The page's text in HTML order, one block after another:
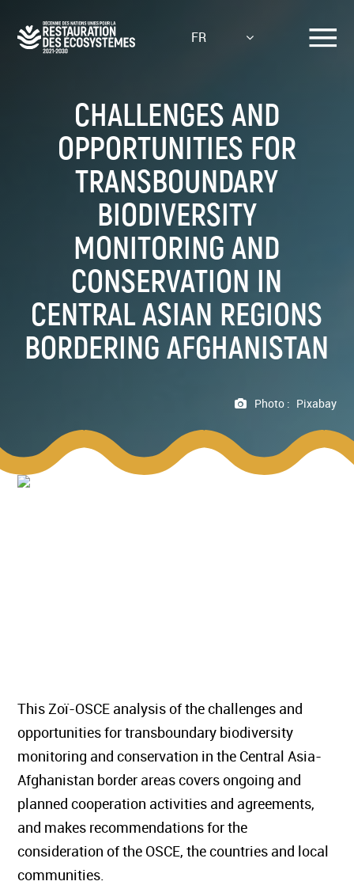
contenu
FR
CHALLENGES AND
OPPORTUNITIES FOR
TRANSBOUNDARY
BIODIVERSITY
MONITORING AND
CONSERVATION IN
CENTRAL ASIAN REGIONS
BORDERING AFGHANISTAN
Photo : Pixabay
This Zoï-OSCE analysis of the challenges and
opportunities for transboundary biodiversity
monitoring and conservation in the Central Asia-
Afghanistan border areas covers ongoing and
planned cooperation activities and agreements,
and makes recommendations for the
consideration of the OSCE, the countries and local
communities.